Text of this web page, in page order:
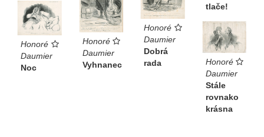
tlače!
Honoré
Daumier
Dobrá
rada
Honoré
Daumier
Vyhnanec
Honoré
Daumier
Noc
Honoré
Daumier
Stále
rovnako
krásna